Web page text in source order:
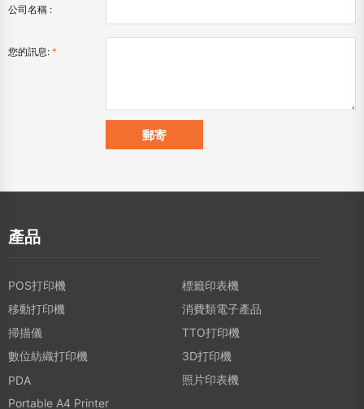
公司名稱 :
您的訊息: *
產品
POS打印機
標籤印表機
移動打印機
消費類電子產品
掃描儀
TTO打印機
數位紡織打印機
3D打印機
PDA
照片印表機
Portable A4 Printer